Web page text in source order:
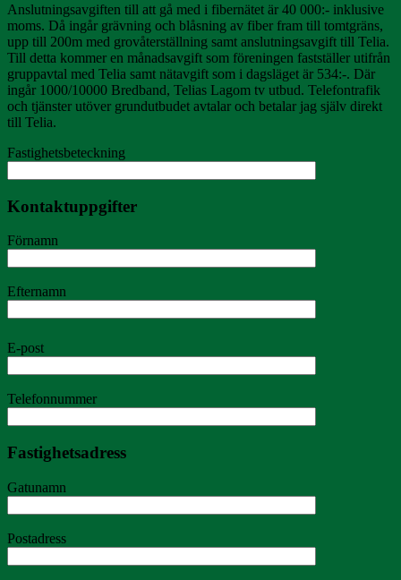
Anslutningsavgiften till att gå med i fibernätet är 40 000:- inklusive
moms. Då ingår grävning och blåsning av fiber fram till tomtgräns,
upp till 200m med grovåterställning samt anslutningsavgift till Telia.
Till detta kommer en månadsavgift som föreningen fastställer utifrån
gruppavtal med Telia samt nätavgift som i dagsläget är 534:-. Där
ingår 1000/10000 Bredband, Telias Lagom tv utbud. Telefontrafik
och tjänster utöver grundutbudet avtalar och betalar jag själv direkt
till Telia.
Fastighetsbeteckning
Kontaktuppgifter
Förnamn
Efternamn
E-post
Telefonnummer
Fastighetsadress
Gatunamn
Postadress